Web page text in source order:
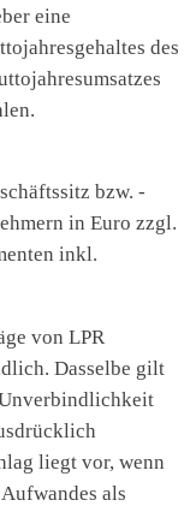
eine
des
bzw. -
in Euro zzgl.
inkl.
von LPR
Dasselbe gilt
liegt vor, wenn
als